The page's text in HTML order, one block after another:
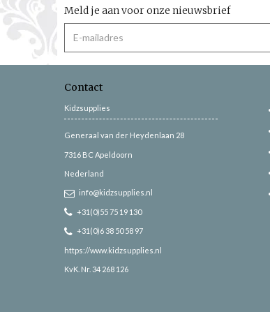
Meld je aan voor onze nieuwsbrief
Contact
Kidzsupplies
Generaal van der Heydenlaan 28
7316 BC Apeldoorn
Nederland
info@kidzsupplies.nl
+31(0)55 75 19 130
+31(0)6 38 50 58 97
https://www.kidzsupplies.nl
KvK. Nr. 34 268 126